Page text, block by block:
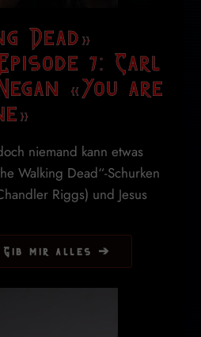
Dead»
7: Carl
«You are
niemand kann etwas
Walking Dead“-Schurken
Riggs) und Jesus
mir alles ➔